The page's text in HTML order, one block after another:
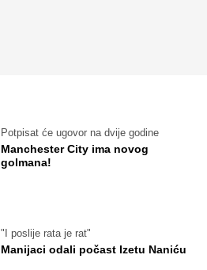
Potpisat će ugovor na dvije godine
Manchester City ima novog
golmana!
"I poslije rata je rat"
Manijaci odali počast Izetu Naniću